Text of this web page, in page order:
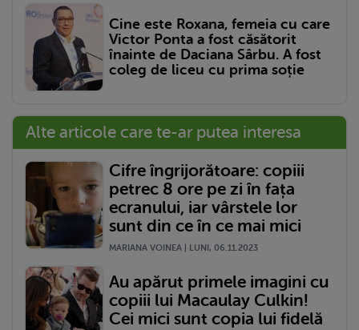
Cine este Roxana, femeia cu care
Victor Ponta a fost căsătorit
înainte de Daciana Sârbu. A fost
coleg de liceu cu prima soție
Alte articole care te-ar putea interesa
Cifre îngrijorătoare: copiii
petrec 8 ore pe zi în fața
ecranului, iar vârstele lor
sunt din ce în ce mai mici
MARIANA VOINEA | LUNI, 06.11.2023
Au apărut primele imagini cu
copiii lui Macaulay Culkin!
Cei mici sunt copia lui fidelă